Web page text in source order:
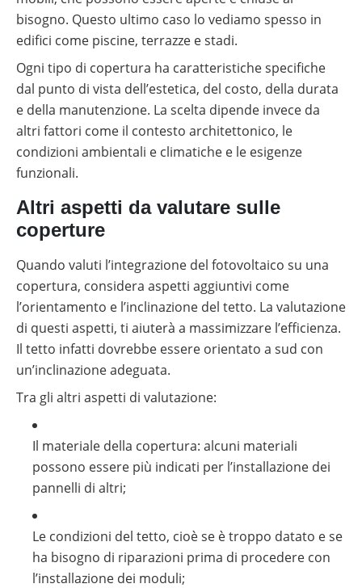
bisogno. Questo ultimo caso lo vediamo spesso in
edifici come piscine, terrazze e stadi.
Ogni tipo di copertura ha caratteristiche specifiche
dal punto di vista dell’estetica, del costo, della durata
e della manutenzione. La scelta dipende invece da
altri fattori come il contesto architettonico, le
condizioni ambientali e climatiche e le esigenze
funzionali.
Altri aspetti da valutare sulle
coperture
Quando valuti l’integrazione del fotovoltaico su una
copertura, considera aspetti aggiuntivi come
l’orientamento e l’inclinazione del tetto. La valutazione
di questi aspetti, ti aiuterà a massimizzare l’efficienza.
Il tetto infatti dovrebbe essere orientato a sud con
un’inclinazione adeguata.
Tra gli altri aspetti di valutazione:
Il materiale della copertura: alcuni materiali
possono essere più indicati per l’installazione dei
pannelli di altri;
Le condizioni del tetto, cioè se è troppo datato e se
ha bisogno di riparazioni prima di procedere con
l’installazione dei moduli;